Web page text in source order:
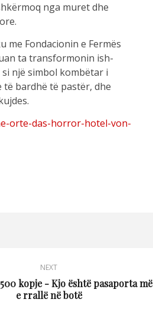
nga muret dhe
me Fondacionin e Fermës
ta transformonin ish-
një simbol kombëtar i
bardhë të pastër, dhe
orte-das-horror-hotel-von-
NEXT
kopje - Kjo është pasaporta më
e rrallë në botë